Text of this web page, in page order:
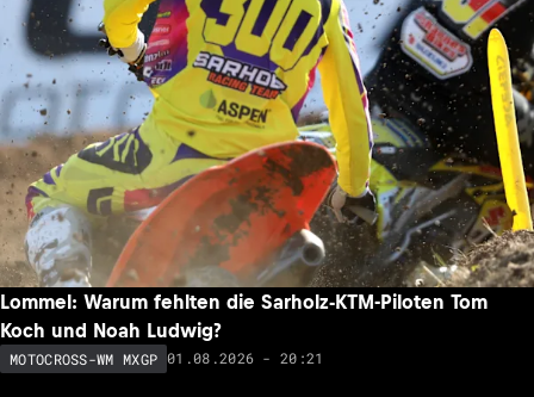
Lommel: Warum fehlten die Sarholz-KTM-Piloten Tom
Koch und Noah Ludwig?
MOTOCROSS-WM MXGP 01.08.2026 - 20:21